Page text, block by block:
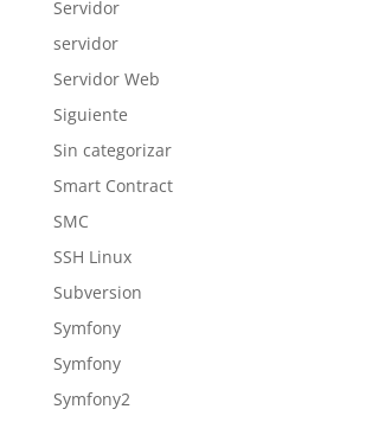
Servidor
servidor
Servidor Web
Siguiente
Sin categorizar
Smart Contract
SMC
SSH Linux
Subversion
Symfony
Symfony
Symfony2